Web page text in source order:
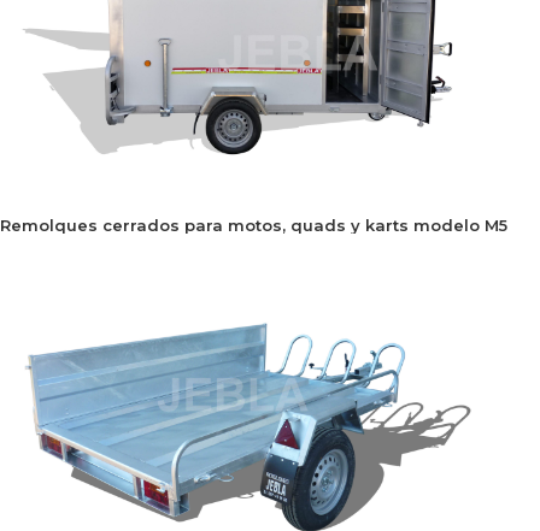
Remolques cerrados para motos, quads y karts modelo M5